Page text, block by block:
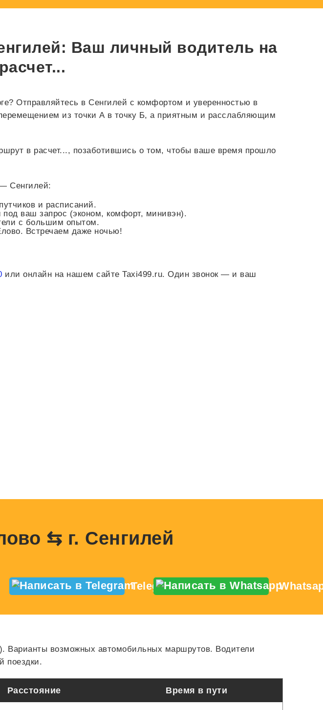
Ваш личный водитель на
расчет...
Отправляйтесь в Сенгилей с комфортом и уверенностью в
из точки А в точку Б, а приятным и расслабляющим
в расчет..., позаботившись о том, чтобы ваше время прошло
Сенгилей:
и расписаний.
ваш запрос (эконом, комфорт, минивэн).
с большим опытом.
Встречаем даже ночью!
или онлайн на нашем сайте Taxi499.ru. Один звонок — и ваш
⇆ г. Сенгилей
Telegram
Варианты возможных автомобильных маршрутов. Водители
поездки.
Расстояние Время в пути